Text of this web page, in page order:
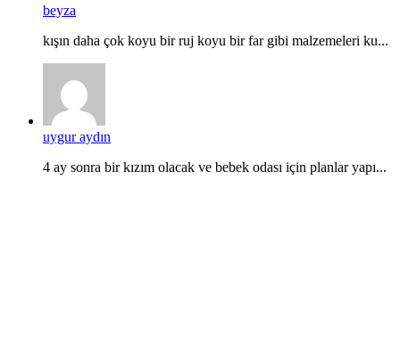
beyza
kışın daha çok koyu bir ruj koyu bir far gibi malzemeleri ku...
uygur aydın
4 ay sonra bir kızım olacak ve bebek odası için planlar yapı...